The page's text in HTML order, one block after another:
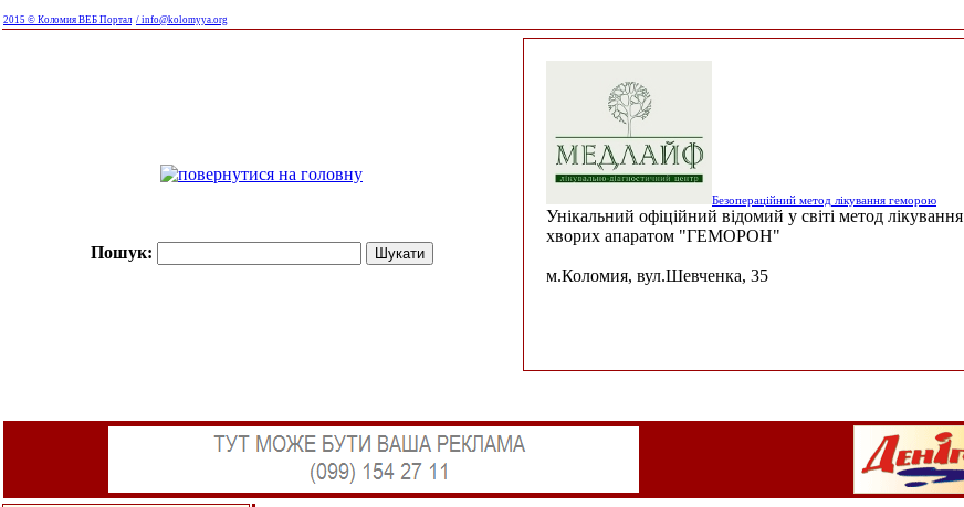
2015 © Коломия ВЕБ Портал / info@kolomyya.org
Пошук:
Безопераційний метод лікування геморою
Унікальний офіційний відомий у світі метод лікування
хворих апаратом "ГЕМОРОН"
м.Коломия, вул.Шевченка, 35